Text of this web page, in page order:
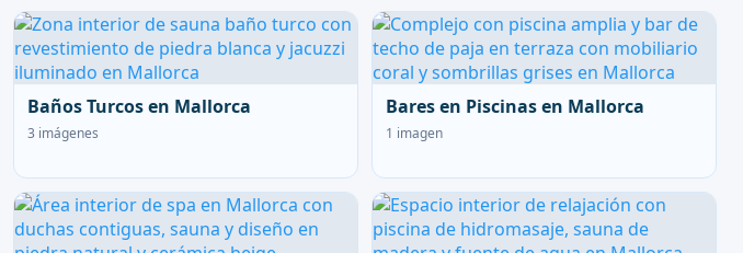
Baños Turcos en Mallorca
3 imágenes
Bares en Piscinas en Mallorca
1 imagen